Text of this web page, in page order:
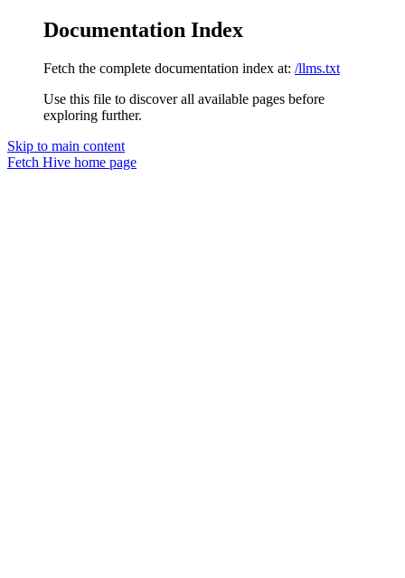
Documentation Index
Fetch the complete documentation index at: /llms.txt
Use this file to discover all available pages before
exploring further.
Skip to main content
Fetch Hive home page